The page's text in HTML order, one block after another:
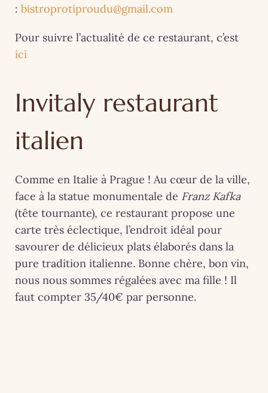
: bistroprotiproudu@gmail.com
Pour suivre l’actualité de ce restaurant, c’est
ici
Invitaly restaurant
italien
Comme en Italie à Prague ! Au cœur de la ville,
face à la statue monumentale de Franz Kafka
(tête tournante), ce restaurant propose une
carte très éclectique, l’endroit idéal pour
savourer de délicieux plats élaborés dans la
pure tradition italienne. Bonne chère, bon vin,
nous nous sommes régalées avec ma fille ! Il
faut compter 35/40€ par personne.